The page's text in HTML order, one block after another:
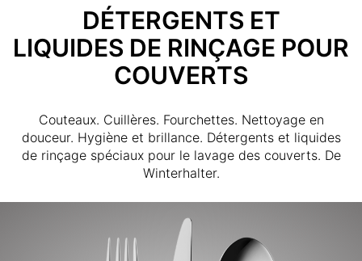
DÉTERGENTS ET
LIQUIDES DE RINÇAGE POUR
COUVERTS
Couteaux. Cuillères. Fourchettes. Nettoyage en
douceur. Hygiène et brillance. Détergents et liquides
de rinçage spéciaux pour le lavage des couverts. De
Winterhalter.